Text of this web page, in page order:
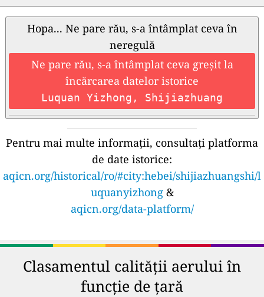
Hopa... Ne pare rău, s-a întâmplat ceva în
neregulă
Ne pare rău, s-a întâmplat ceva greșit la
încărcarea datelor istorice
Luquan Yizhong, Shijiazhuang
Pentru mai multe informații, consultați platforma
de date istorice:
aqicn.org/historical/ro/#city:hebei/shijiazhuangshi/l
uquanyizhong&
aqicn.org/data-platform/
Clasamentul calității aerului în
funcție de țară